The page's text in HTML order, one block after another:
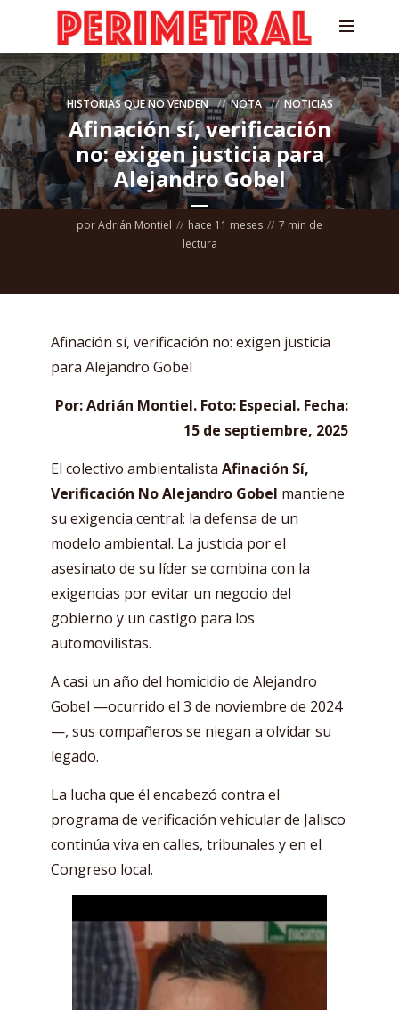
HISTORIAS QUE NO VENDEN NOTA NOTICIAS
Afinación sí, verificación
no: exigen justicia para
Alejandro Gobel
porAdrián Montiel hace 11 meses
7 min de
lectura
Afinación sí, verificación no: exigen justicia
para Alejandro Gobel
Por: Adrián Montiel. Foto: Especial. Fecha:
15 de septiembre, 2025
El colectivo ambientalista Afinación Sí,
Verificación No Alejandro Gobel mantiene
su exigencia central: la defensa de un
modelo ambiental. La justicia por el
asesinato de su líder se combina con la
exigencias por evitar un negocio del
gobierno y un castigo para los
automovilistas.
A casi un año del homicidio de Alejandro
Gobel —ocurrido el 3 de noviembre de 2024
—, sus compañeros se niegan a olvidar su
legado.
La lucha que él encabezó contra el
programa de verificación vehicular de Jalisco
continúa viva en calles, tribunales y en el
Congreso local.